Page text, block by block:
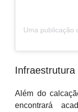
Infraestrutura
Além do
encontrará